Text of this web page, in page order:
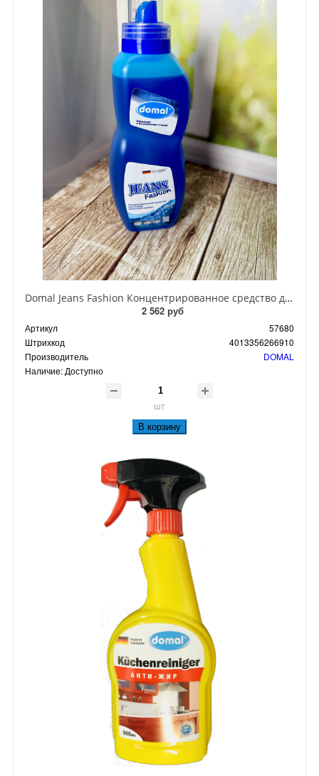
Domal Jeans Fashion Концентрированное средство для стирки джинсовой ткани синего и голубого цвета 825 мл на 22 стирки
2 562 руб
Артикул
57680
Штрихкод
4013356266910
Производитель
DOMAL
Наличие:Доступно
шт
В корзину